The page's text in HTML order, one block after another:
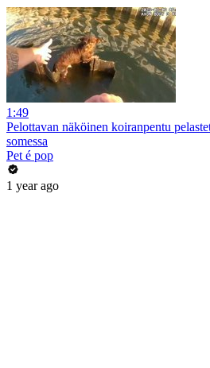
1:49
Pelottavan näköinen koiranpentu
somessa
Pet é pop
1 year ago